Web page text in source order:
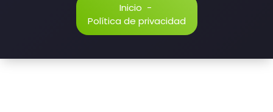
Inicio -
Política de privacidad